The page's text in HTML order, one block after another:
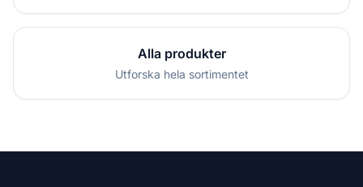
Alla produkter
Utforska hela sortimentet